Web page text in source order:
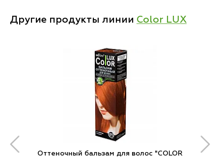
Другие продукты линии Color LUX
Оттеночный бальзам для волос "COLOR